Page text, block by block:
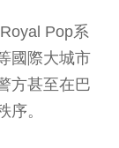
Pop系
國際大城市
方甚至在巴
序。